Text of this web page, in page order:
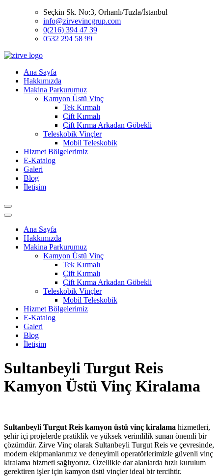
Seçkin Sk. No:3, Orhanlı/Tuzla/İstanbul
info@zirvevincgrup.com
0(216) 394 47 39
0532 294 58 99
Ana Sayfa
Hakkımızda
Makina Parkurumuz
Kamyon Üstü Vinç
Tek Kırmalı
Çift Kırmalı
Çift Kırma Arkadan Göbekli
Teleskobik Vinçler
Mobil Teleskobik
Hizmet Bölgelerimiz
E-Katalog
Galeri
Blog
İletişim
Ana Sayfa
Hakkımızda
Makina Parkurumuz
Kamyon Üstü Vinç
Tek Kırmalı
Çift Kırmalı
Çift Kırma Arkadan Göbekli
Teleskobik Vinçler
Mobil Teleskobik
Hizmet Bölgelerimiz
E-Katalog
Galeri
Blog
İletişim
Sultanbeyli Turgut Reis
Kamyon Üstü Vinç Kiralama
Sultanbeyli Turgut Reis kamyon üstü vinç kiralama hizmetleri,
şehir içi projelerde pratiklik ve yüksek verimlilik sunan önemli bir
çözümdür. Zirve Vinç olarak Sultanbeyli Turgut Reis ve çevresinde,
modern ekipmanlarımız ve deneyimli operatörlerimizle güvenli vinç
kiralama hizmeti sağlıyoruz. Özellikle dar alanlarda hızlı kurulum
gerektiren işler için kamyon üstü vinçler ideal bir tercihtir.